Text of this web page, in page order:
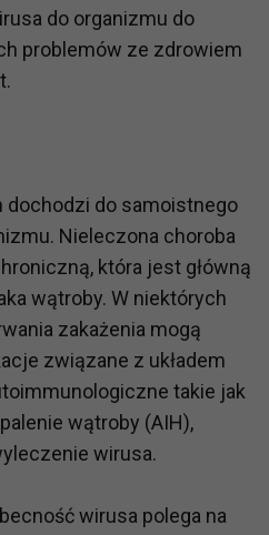
do organizmu do
problemów ze zdrowiem
dochodzi do samoistnego
Nieleczona choroba
która jest główną
wątroby. W niektórych
zakażenia mogą
związane z układem
takie jak
wątroby (AIH),
wirusa.
wirusa polega na